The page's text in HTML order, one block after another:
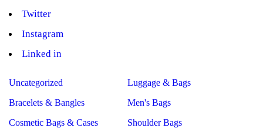
Twitter
Instagram
Linked in
Uncategorized
Bracelets & Bangles
Cosmetic Bags & Cases
Luggage & Bags
Men's Bags
Shoulder Bags